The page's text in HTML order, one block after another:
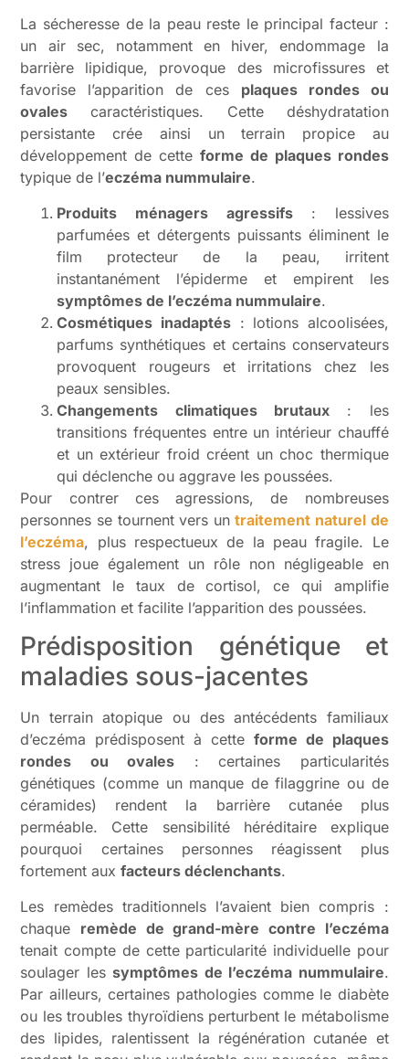
La sécheresse de la peau reste le principal facteur :
un air sec, notamment en hiver, endommage la
barrière lipidique, provoque des microfissures et
favorise l’apparition de ces plaques rondes ou
ovales caractéristiques. Cette déshydratation
persistante crée ainsi un terrain propice au
développement de cette forme de plaques rondes
typique de l’eczéma nummulaire.
Produits ménagers agressifs: lessives
parfumées et détergents puissants éliminent le
film protecteur de la peau, irritent
instantanément l’épiderme et empirent les
symptômes de l’eczéma nummulaire.
Cosmétiques inadaptés: lotions alcoolisées,
parfums synthétiques et certains conservateurs
provoquent rougeurs et irritations chez les
peaux sensibles.
Changements climatiques brutaux : les
transitions fréquentes entre un intérieur chauffé
et un extérieur froid créent un choc thermique
qui déclenche ou aggrave les poussées.
Pour contrer ces agressions, de nombreuses
personnes se tournent vers untraitement naturel de
l’eczéma, plus respectueux de la peau fragile. Le
stress joue également un rôle non négligeable en
augmentant le taux de cortisol, ce qui amplifie
l’inflammation et facilite l’apparition des poussées.
Prédisposition génétique et
maladies sous-jacentes
Un terrain atopique ou des antécédents familiaux
d’eczéma prédisposent à cette forme de plaques
rondes ou ovales : certaines particularités
génétiques (comme un manque de filaggrine ou de
céramides) rendent la barrière cutanée plus
perméable. Cette sensibilité héréditaire explique
pourquoi certaines personnes réagissent plus
fortement auxfacteurs déclenchants.
Les remèdes traditionnels l’avaient bien compris :
chaque remède de grand-mère contre l’eczéma
tenait compte de cette particularité individuelle pour
soulager lessymptômes de l’eczéma nummulaire.
Par ailleurs, certaines pathologies comme le diabète
ou les troubles thyroïdiens perturbent le métabolisme
des lipides, ralentissent la régénération cutanée et